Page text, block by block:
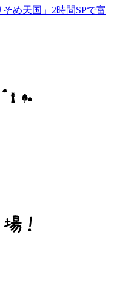
め天国」2時間SPで富